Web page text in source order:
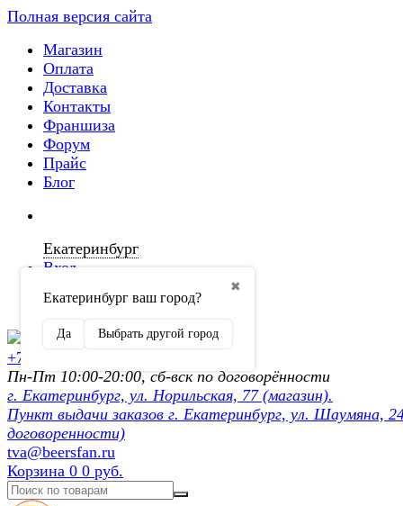
Полная версия сайта
Магазин
Оплата
Доставка
Контакты
Франшиза
Форум
Прайс
Блог
Екатеринбург
✖
Екатеринбург ваш город?
Да Выбрать другой город
Вход
Регистрация
+7 (902) 872-54-70
Пн-Пт 10:00-20:00, сб-вск по договорённости
г. Екатеринбург, ул. Норильская, 77 (магазин).
Пункт выдачи заказов г. Екатеринбург, ул. Шаумяна,
договоренности)
tva@beersfan.ru
Корзина 0 0 руб.